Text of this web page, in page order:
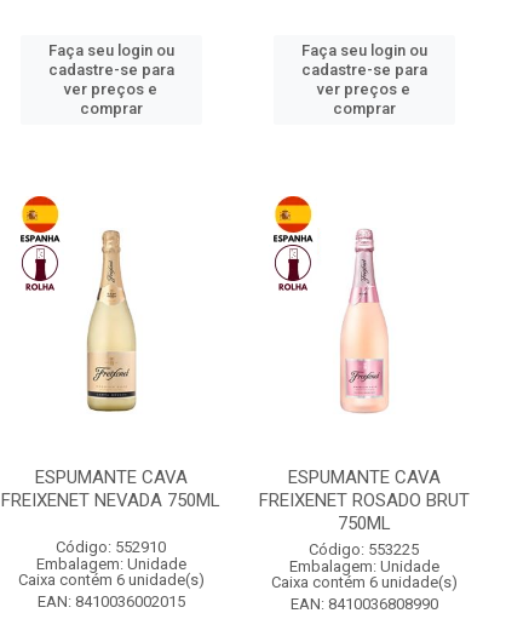
Faça seu login ou
cadastre-se para
ver preços e
comprar
Faça seu login ou
cadastre-se para
ver preços e
comprar
ESPUMANTE CAVA
FREIXENET NEVADA 750ML
Código: 552910
Embalagem: Unidade
Caixa contém 6 unidade(s)
EAN: 8410036002015
ESPUMANTE CAVA
FREIXENET ROSADO BRUT
750ML
Código: 553225
Embalagem: Unidade
Caixa contém 6 unidade(s)
EAN: 8410036808990